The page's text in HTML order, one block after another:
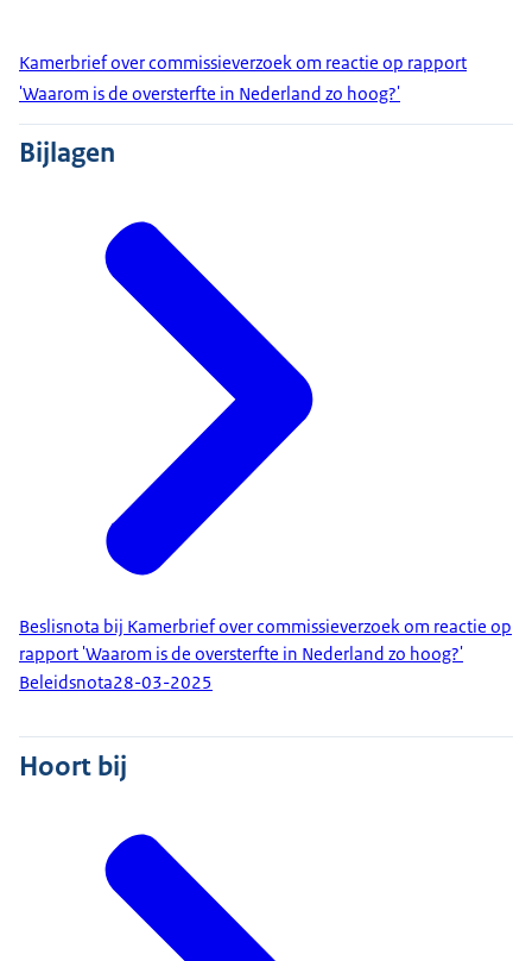
Kamerbrief over commissieverzoek om reactie op rapport
'Waarom is de oversterfte in Nederland zo hoog?'
Bijlagen
Beslisnota bij Kamerbrief over commissieverzoek om reactie op
rapport 'Waarom is de oversterfte in Nederland zo hoog?'
Beleidsnota28-03-2025
Hoort bij